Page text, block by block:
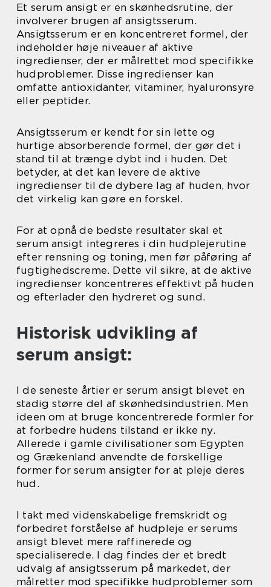
Et serum ansigt er en skønhedsrutine, der
involverer brugen af ansigtsserum.
Ansigtsserum er en koncentreret formel, der
indeholder høje niveauer af aktive
ingredienser, der er målrettet mod specifikke
hudproblemer. Disse ingredienser kan
omfatte antioxidanter, vitaminer, hyaluronsyre
eller peptider.
Ansigtsserum er kendt for sin lette og
hurtige absorberende formel, der gør det i
stand til at trænge dybt ind i huden. Det
betyder, at det kan levere de aktive
ingredienser til de dybere lag af huden, hvor
det virkelig kan gøre en forskel.
For at opnå de bedste resultater skal et
serum ansigt integreres i din hudplejerutine
efter rensning og toning, men før påføring af
fugtighedscreme. Dette vil sikre, at de aktive
ingredienser koncentreres effektivt på huden
og efterlader den hydreret og sund.
Historisk udvikling af
serum ansigt:
I de seneste årtier er serum ansigt blevet en
stadig større del af skønhedsindustrien. Men
ideen om at bruge koncentrerede formler for
at forbedre hudens tilstand er ikke ny.
Allerede i gamle civilisationer som Egypten
og Grækenland anvendte de forskellige
former for serum ansigter for at pleje deres
hud.
I takt med videnskabelige fremskridt og
forbedret forståelse af hudpleje er serums
ansigt blevet mere raffinerede og
specialiserede. I dag findes der et bredt
udvalg af ansigtsserum på markedet, der
målretter mod specifikke hudproblemer som